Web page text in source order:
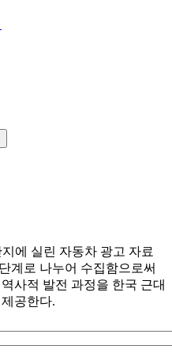
에 실린 자동차 광고 자료
계로 나누어 수집함으로써
사적 발전 과정을 한국 근대
공한다.